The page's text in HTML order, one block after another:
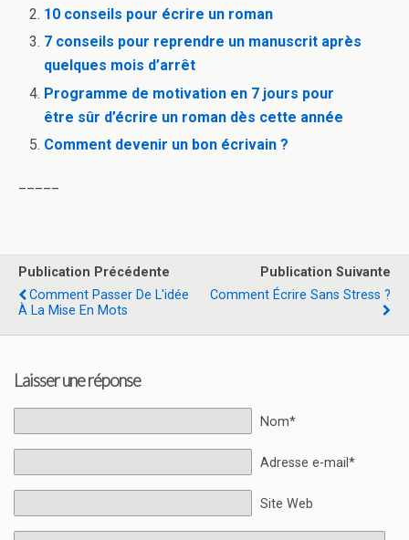
10 conseils pour écrire un roman
7 conseils pour reprendre un manuscrit après
quelques mois d’arrêt
Programme de motivation en 7 jours pour
être sûr d’écrire un roman dès cette année
Comment devenir un bon écrivain ?
Publication Précédente
Comment Passer De L'idée
À La Mise En Mots
Publication Suivante
Comment Écrire Sans Stress ?
Laisser une réponse
Nom*
Adresse e-mail*
Site Web